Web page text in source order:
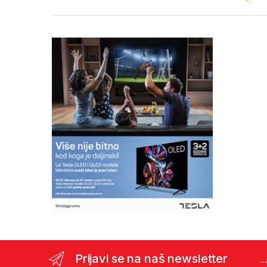
Prijavi se na naš newsletter